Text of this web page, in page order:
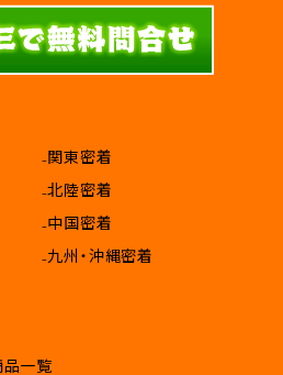
₋関東密着
₋北陸密着
₋中国密着
₋九州・沖縄密着
品一覧